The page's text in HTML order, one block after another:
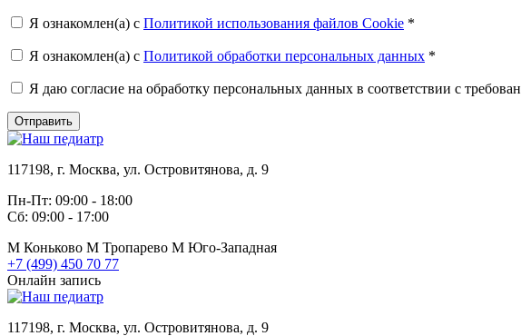
Я ознакомлен(а) с Политикой использования файлов Cookie *
Я ознакомлен(а) с Политикой обработки персональных данных *
Я даю согласие на обработку персональных данных в соответствии с
Отправить
117198, г. Москва, ул. Островитянова, д. 9
Пн-Пт: 09:00 - 18:00
Сб: 09:00 - 17:00
М Коньково М Тропарево М Юго-Западная
+7 (499) 450 70 77
Онлайн запись
117198, г. Москва, ул. Островитянова, д. 9